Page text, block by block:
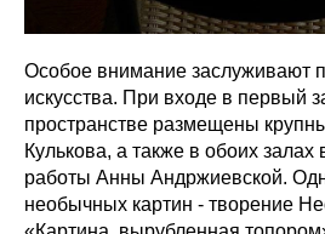
Особое внимание заслуживают
искусства. При входе в первый
пространстве размещены
Кулькова, а также в обоих
работы Анны Андржиевской.
необычных картин - творение